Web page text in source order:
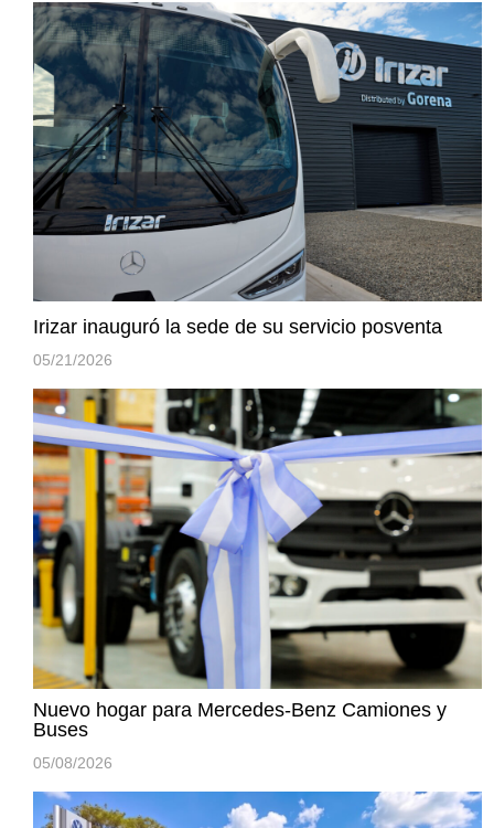
Irizar inauguró la sede de su servicio posventa
05/21/2026
Nuevo hogar para Mercedes-Benz Camiones y
Buses
05/08/2026